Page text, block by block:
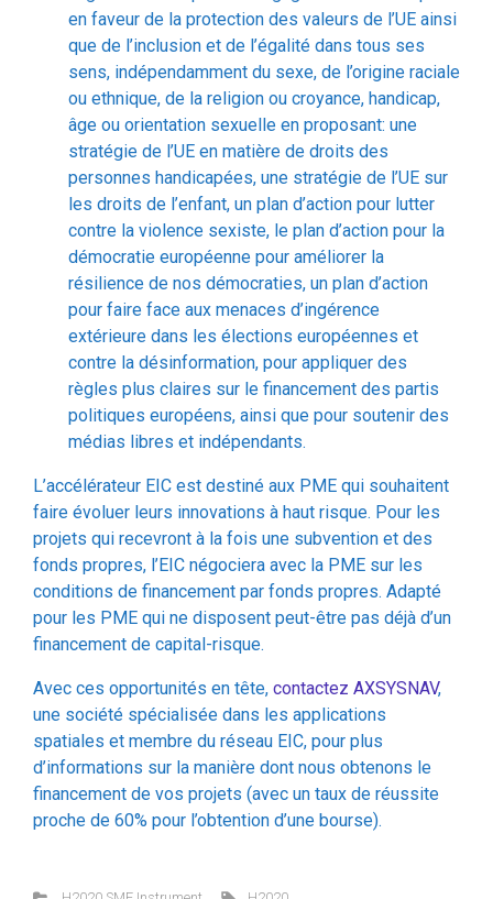
sens, indépendamment du sexe, de l’origine raciale
ou ethnique, de la religion ou croyance, handicap,
âge ou orientation sexuelle en proposant: une
stratégie de l’UE en matière de droits des
personnes handicapées, une stratégie de l’UE sur
les droits de l’enfant, un plan d’action pour lutter
contre la violence sexiste, le plan d’action pour la
démocratie européenne pour améliorer la
résilience de nos démocraties, un plan d’action
pour faire face aux menaces d’ingérence
extérieure dans les élections européennes et
contre la désinformation, pour appliquer des
règles plus claires sur le financement des partis
politiques européens, ainsi que pour soutenir des
médias libres et indépendants.
L’accélérateur EIC est destiné aux PME qui souhaitent
faire évoluer leurs innovations à haut risque. Pour les
projets qui recevront à la fois une subvention et des
fonds propres, l’EIC négociera avec la PME sur les
conditions de financement par fonds propres. Adapté
pour les PME qui ne disposent peut-être pas déjà d’un
financement de capital-risque.
Avec ces opportunités en tête, contactez AXSYSNAV,
une société spécialisée dans les applications
spatiales et membre du réseau EIC, pour plus
d’informations sur la manière dont nous obtenons le
financement de vos projets (avec un taux de réussite
proche de 60% pour l’obtention d’une bourse).